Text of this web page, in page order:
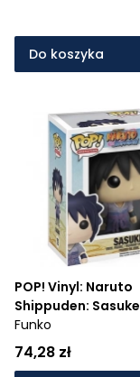
Do koszyka
POP! Vinyl: Naruto
Shippuden: Sasuke
Funko
74,28 zł